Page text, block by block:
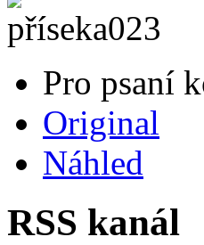
Pro psaní
Original
Náhled
RSS kanál